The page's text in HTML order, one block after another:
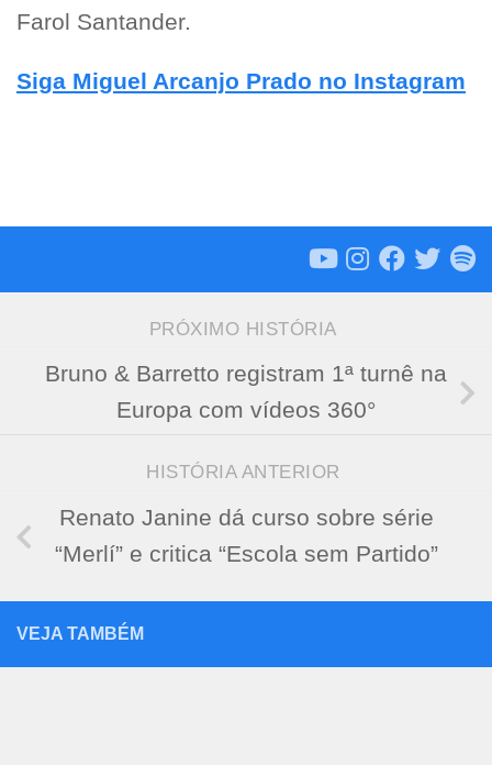
Farol Santander.
Siga Miguel Arcanjo Prado no Instagram
PRÓXIMO HISTÓRIA
Bruno & Barretto registram 1ª turnê na
Europa com vídeos 360°
HISTÓRIA ANTERIOR
Renato Janine dá curso sobre série
“Merlí” e critica “Escola sem Partido”
VEJA TAMBÉM